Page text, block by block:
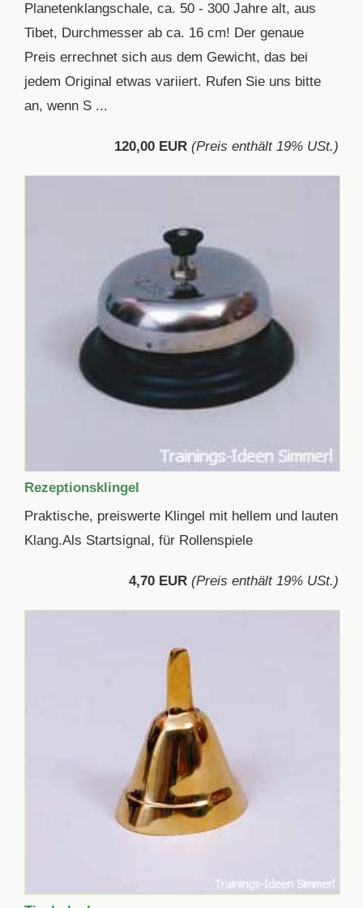
Planetenklangschale, ca. 50 - 300 Jahre alt, aus
Tibet, Durchmesser ab ca. 16 cm! Der genaue
Preis errechnet sich aus dem Gewicht, das bei
jedem Original etwas variiert. Rufen Sie uns bitte
an, wenn S ...
120,00 EUR (Preis enthält 19% USt.)
Rezeptionsklingel
Praktische, preiswerte Klingel mit hellem und lauten
Klang.Als Startsignal, für Rollenspiele
4,70 EUR (Preis enthält 19% USt.)